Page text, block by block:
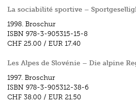
La sociabilité sportive –
1998. Broschur
ISBN 978-3-905315-15-8
CHF 25.00 / EUR 17.40
Les Alpes de Slovénie – Die alpine
1997. Broschur
ISBN 978-3-905312-38-6
CHF 38.00 / EUR 21.50